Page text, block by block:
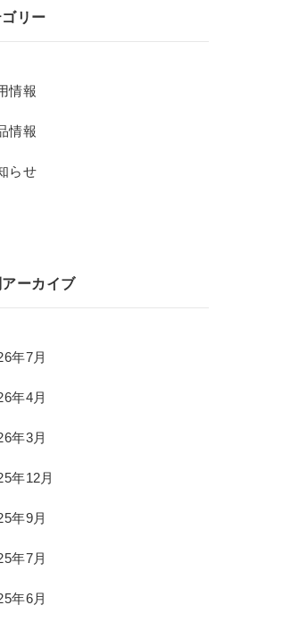
ゴリー
情報
情報
らせ
アーカイブ
年7月
年4月
年3月
年12月
年9月
年7月
年6月